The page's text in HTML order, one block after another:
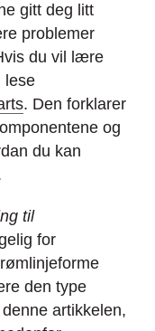
gitt deg litt
problemer
du vil lære
lese
. Den forklarer
og
du kan
til
for
den type
artikkelen,